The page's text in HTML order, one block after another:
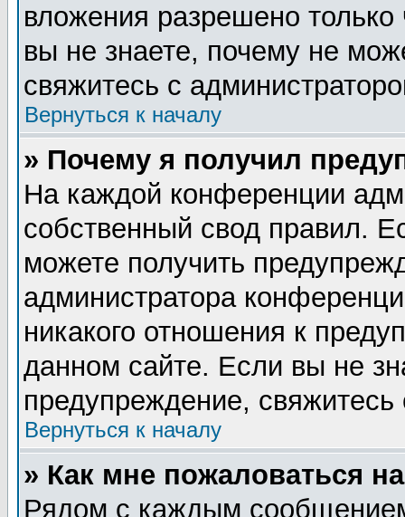
вложения разрешено
вы не знаете, почему не
свяжитесь с
Вернуться к началу
» Почему я получил
На каждой конференции
собственный свод правил.
можете получить
администратора
никакого отношения к
данном сайте. Если вы не
предупреждение,
Вернуться к началу
» Как мне пожаловаться
Рядом с каждым